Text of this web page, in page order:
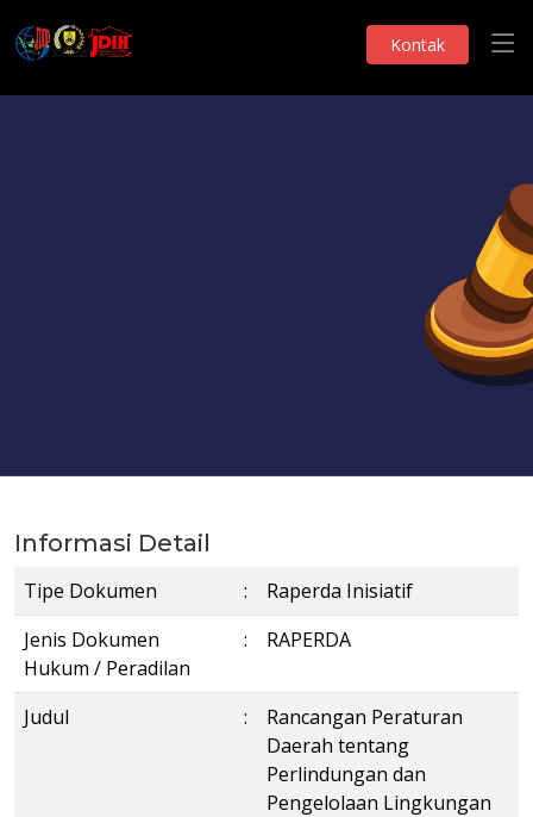
Kontak
Informasi Detail
Tipe Dokumen :
Raperda Inisiatif
Jenis Dokumen
Hukum / Peradilan
: RAPERDA
Judul :
Rancangan Peraturan
Daerah tentang
Perlindungan dan
Pengelolaan Lingkungan